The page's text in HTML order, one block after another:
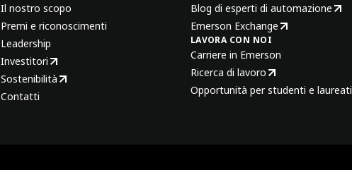
Il nostro scopo
Premi e riconoscimenti
Leadership
Investitori
Sostenibilità
Contatti
Blog di esperti di automazione
Emerson Exchange
LAVORA CON NOI
Carriere in Emerson
Ricerca di lavoro
Opportunità per studenti e laureati